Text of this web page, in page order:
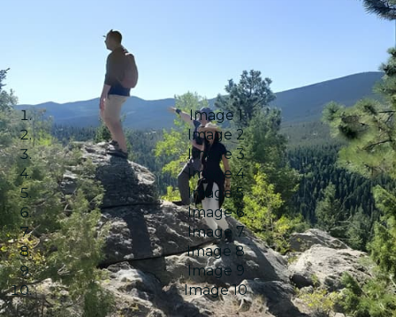
Image 1
Image 2
Image 3
Image 4
Image 5
Image 6
Image 7
Image 8
Image 9
Image 10